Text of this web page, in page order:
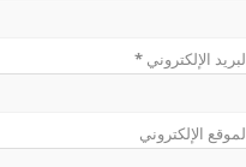
البريد الإلكتروني*
الموقع الإلكتروني